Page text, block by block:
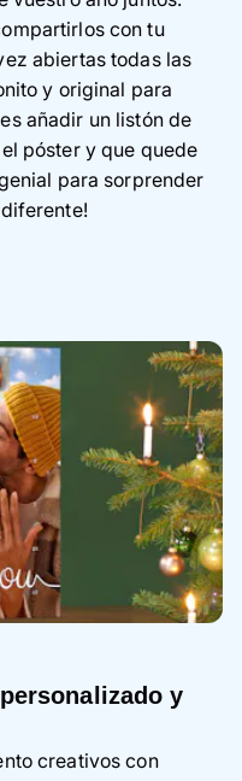
con tu
abiertas todas las
y original para
añadir un listón de
póster y que quede
para sorprender
y
creativos con